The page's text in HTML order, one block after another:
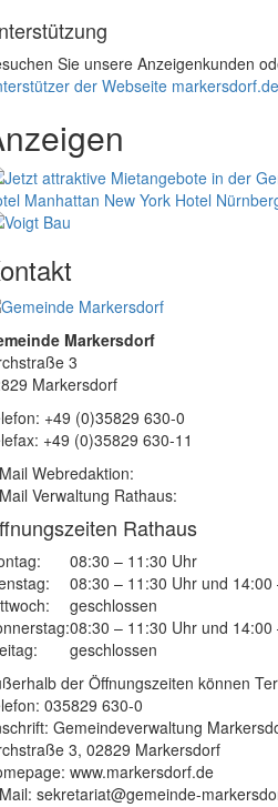
Sie unsere Anzeigenkunden
der Webseite markersdorf.de
Manhattan New York Hotel
Markersdorf
3
Markersdorf
+49 (0)35829 630-0
+49 (0)35829 630-11
Webredaktion:
Verwaltung Rathaus:
Rathaus
08:30 – 11:30 Uhr
08:30 – 11:30 Uhr und 14:00
geschlossen
08:30 – 11:30 Uhr und 14:00
geschlossen
der Öffnungszeiten können
035829 630-0
Gemeindeverwaltung
3, 02829 Markersdorf
www.markersdorf.de
sekretariat@gemeinde-